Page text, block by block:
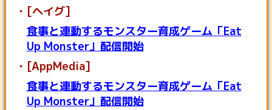
[ヘイグ]
食事と連動するモンスター育成ゲーム「Eat
Up Monster」配信開始
[AppMedia]
食事と連動するモンスター育成ゲーム「Eat
Up Monster」配信開始